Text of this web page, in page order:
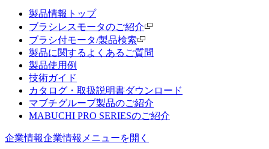
製品情報トップ
ブラシレスモータのご紹介
ブラシ付モータ/製品検索
製品に関するよくあるご質問
製品使用例
技術ガイド
カタログ・取扱説明書ダウンロード
マブチグループ製品のご紹介
MABUCHI PRO SERIESのご紹介
企業情報企業情報メニューを開く